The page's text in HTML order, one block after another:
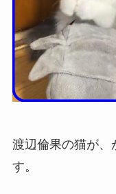
渡辺倫果の猫が、
す。